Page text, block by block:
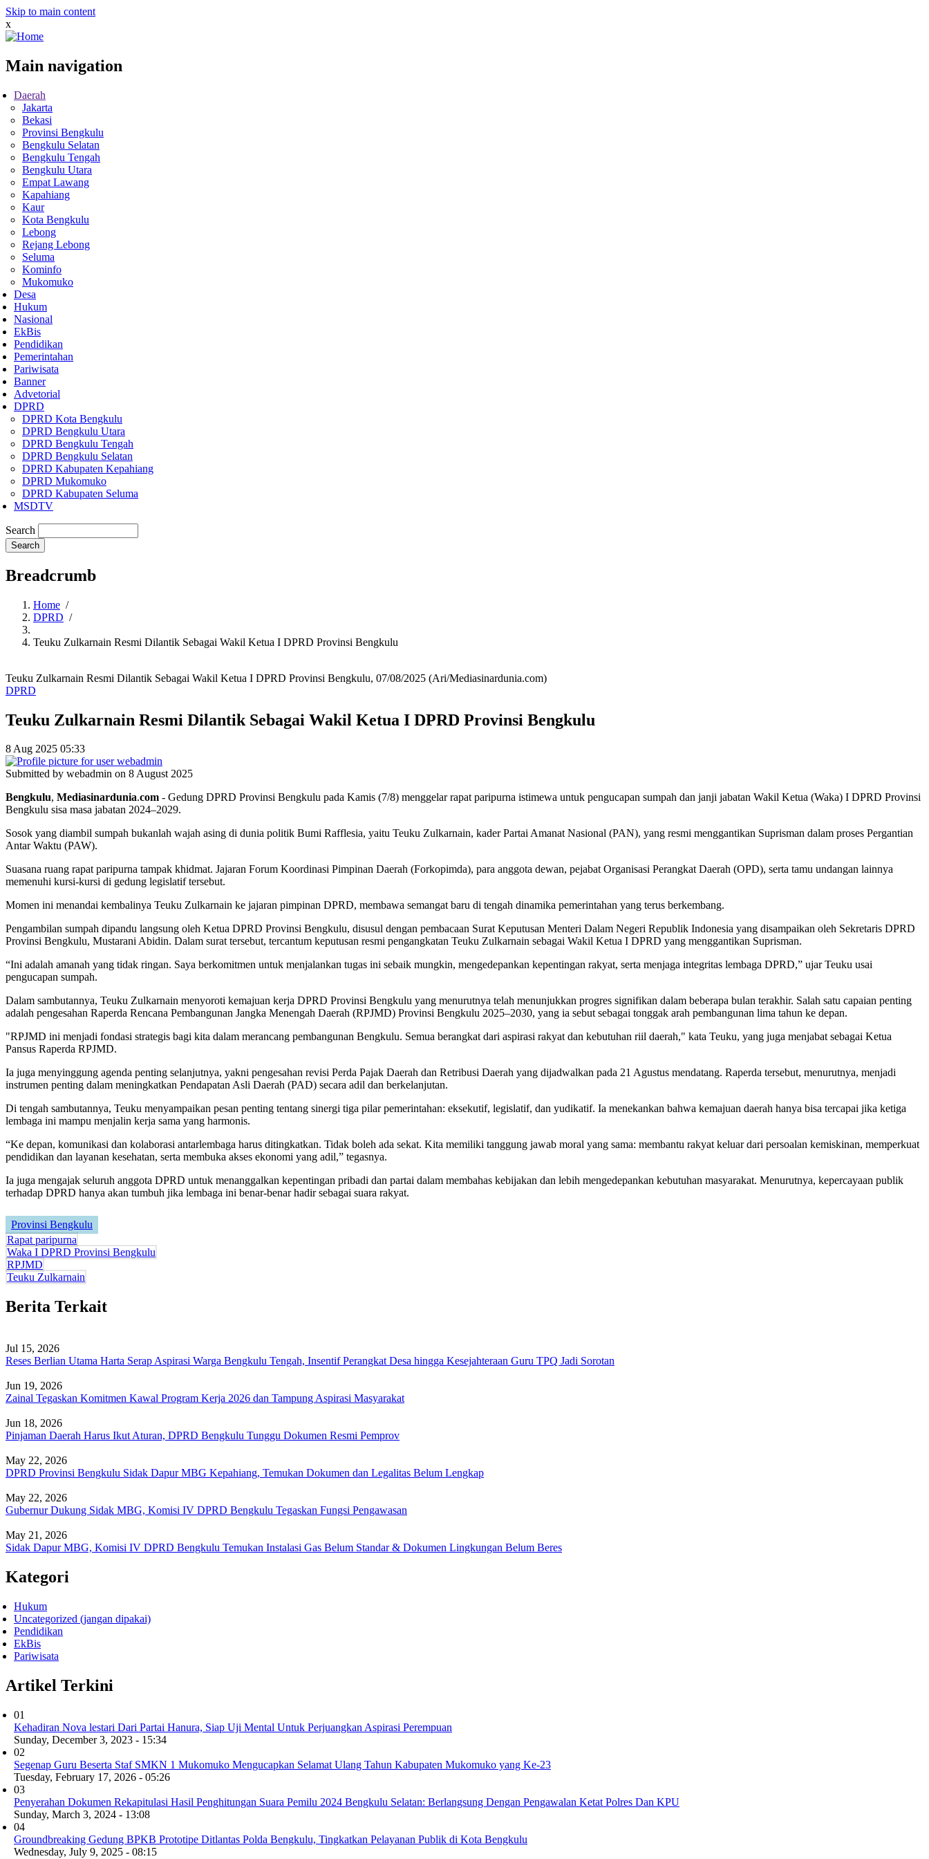
Skip to main content
x
Main navigation
Daerah
Jakarta
Bekasi
Provinsi Bengkulu
Bengkulu Selatan
Bengkulu Tengah
Bengkulu Utara
Empat Lawang
Kapahiang
Kaur
Kota Bengkulu
Lebong
Rejang Lebong
Seluma
Kominfo
Mukomuko
Desa
Hukum
Nasional
EkBis
Pendidikan
Pemerintahan
Pariwisata
Banner
Advetorial
DPRD
DPRD Kota Bengkulu
DPRD Bengkulu Utara
DPRD Bengkulu Tengah
DPRD Bengkulu Selatan
DPRD Kabupaten Kepahiang
DPRD Mukomuko
DPRD Kabupaten Seluma
MSDTV
Search
Breadcrumb
Home /
DPRD /
Teuku Zulkarnain Resmi Dilantik Sebagai Wakil Ketua I DPRD Provinsi Bengkulu
Teuku Zulkarnain Resmi Dilantik Sebagai Wakil Ketua I DPRD Provinsi Bengkulu, 07/08/2025 (Ari/Mediasinardunia.com)
DPRD
Teuku Zulkarnain Resmi Dilantik Sebagai Wakil Ketua I DPRD Provinsi Bengkulu
8 Aug 2025 05:33
Submitted by webadmin on 8 August 2025
Bengkulu, Mediasinardunia.com - Gedung DPRD Provinsi Bengkulu pada Kamis (7/8) menggelar rapat paripurna istimewa untuk pengucapan sumpah dan janji jabatan Wakil Ketua (Waka) I DPRD Provinsi
Bengkulu sisa masa jabatan 2024–2029.
Sosok yang diambil sumpah bukanlah wajah asing di dunia politik Bumi Rafflesia, yaitu Teuku Zulkarnain, kader Partai Amanat Nasional (PAN), yang resmi menggantikan Suprisman dalam proses Pergantian
Antar Waktu (PAW).
Suasana ruang rapat paripurna tampak khidmat. Jajaran Forum Koordinasi Pimpinan Daerah (Forkopimda), para anggota dewan, pejabat Organisasi Perangkat Daerah (OPD), serta tamu undangan lainnya
memenuhi kursi-kursi di gedung legislatif tersebut.
Momen ini menandai kembalinya Teuku Zulkarnain ke jajaran pimpinan DPRD, membawa semangat baru di tengah dinamika pemerintahan yang terus berkembang.
Pengambilan sumpah dipandu langsung oleh Ketua DPRD Provinsi Bengkulu, disusul dengan pembacaan Surat Keputusan Menteri Dalam Negeri Republik Indonesia yang disampaikan oleh Sekretaris DPRD
Provinsi Bengkulu, Mustarani Abidin. Dalam surat tersebut, tercantum keputusan resmi pengangkatan Teuku Zulkarnain sebagai Wakil Ketua I DPRD yang menggantikan Suprisman.
“Ini adalah amanah yang tidak ringan. Saya berkomitmen untuk menjalankan tugas ini sebaik mungkin, mengedepankan kepentingan rakyat, serta menjaga integritas lembaga DPRD,” ujar Teuku usai
pengucapan sumpah.
Dalam sambutannya, Teuku Zulkarnain menyoroti kemajuan kerja DPRD Provinsi Bengkulu yang menurutnya telah menunjukkan progres signifikan dalam beberapa bulan terakhir. Salah satu capaian penting
adalah pengesahan Raperda Rencana Pembangunan Jangka Menengah Daerah (RPJMD) Provinsi Bengkulu 2025–2030, yang ia sebut sebagai tonggak arah pembangunan lima tahun ke depan.
"RPJMD ini menjadi fondasi strategis bagi kita dalam merancang pembangunan Bengkulu. Semua berangkat dari aspirasi rakyat dan kebutuhan riil daerah," kata Teuku, yang juga menjabat sebagai Ketua
Pansus Raperda RPJMD.
Ia juga menyinggung agenda penting selanjutnya, yakni pengesahan revisi Perda Pajak Daerah dan Retribusi Daerah yang dijadwalkan pada 21 Agustus mendatang. Raperda tersebut, menurutnya, menjadi
instrumen penting dalam meningkatkan Pendapatan Asli Daerah (PAD) secara adil dan berkelanjutan.
Di tengah sambutannya, Teuku menyampaikan pesan penting tentang sinergi tiga pilar pemerintahan: eksekutif, legislatif, dan yudikatif. Ia menekankan bahwa kemajuan daerah hanya bisa tercapai jika ketiga
lembaga ini mampu menjalin kerja sama yang harmonis.
“Ke depan, komunikasi dan kolaborasi antarlembaga harus ditingkatkan. Tidak boleh ada sekat. Kita memiliki tanggung jawab moral yang sama: membantu rakyat keluar dari persoalan kemiskinan, memperkuat
pendidikan dan layanan kesehatan, serta membuka akses ekonomi yang adil,” tegasnya.
Ia juga mengajak seluruh anggota DPRD untuk menanggalkan kepentingan pribadi dan partai dalam membahas kebijakan dan lebih mengedepankan kebutuhan masyarakat. Menurutnya, kepercayaan publik
terhadap DPRD hanya akan tumbuh jika lembaga ini benar-benar hadir sebagai suara rakyat.
Provinsi Bengkulu
Rapat paripurna
Waka I DPRD Provinsi Bengkulu
RPJMD
Teuku Zulkarnain
Berita Terkait
Jul 15, 2026
Reses Berlian Utama Harta Serap Aspirasi Warga Bengkulu Tengah, Insentif Perangkat Desa hingga Kesejahteraan Guru TPQ Jadi Sorotan
Jun 19, 2026
Zainal Tegaskan Komitmen Kawal Program Kerja 2026 dan Tampung Aspirasi Masyarakat
Jun 18, 2026
Pinjaman Daerah Harus Ikut Aturan, DPRD Bengkulu Tunggu Dokumen Resmi Pemprov
May 22, 2026
DPRD Provinsi Bengkulu Sidak Dapur MBG Kepahiang, Temukan Dokumen dan Legalitas Belum Lengkap
May 22, 2026
Gubernur Dukung Sidak MBG, Komisi IV DPRD Bengkulu Tegaskan Fungsi Pengawasan
May 21, 2026
Sidak Dapur MBG, Komisi IV DPRD Bengkulu Temukan Instalasi Gas Belum Standar & Dokumen Lingkungan Belum Beres
Kategori
Hukum
Uncategorized (jangan dipakai)
Pendidikan
EkBis
Pariwisata
Artikel Terkini
01
Kehadiran Nova lestari Dari Partai Hanura, Siap Uji Mental Untuk Perjuangkan Aspirasi Perempuan
Sunday, December 3, 2023 - 15:34
02
Segenap Guru Beserta Staf SMKN 1 Mukomuko Mengucapkan Selamat Ulang Tahun Kabupaten Mukomuko yang Ke-23
Tuesday, February 17, 2026 - 05:26
03
Penyerahan Dokumen Rekapitulasi Hasil Penghitungan Suara Pemilu 2024 Bengkulu Selatan: Berlangsung Dengan Pengawalan Ketat Polres Dan KPU
Sunday, March 3, 2024 - 13:08
04
Groundbreaking Gedung BPKB Prototipe Ditlantas Polda Bengkulu, Tingkatkan Pelayanan Publik di Kota Bengkulu
Wednesday, July 9, 2025 - 08:15